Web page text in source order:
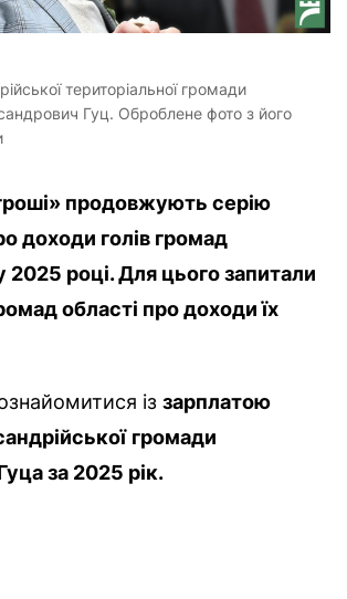
територіальної громади
Гуц. Оброблене фото з його
продовжують серію
доходи голів громад
2025 році. Для цього запитали
області про доходи їх
із зарплатою
громади
за 2025 рік.